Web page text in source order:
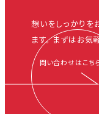
想いをしっかりを
ます。まずはお気
問い合わせはこち